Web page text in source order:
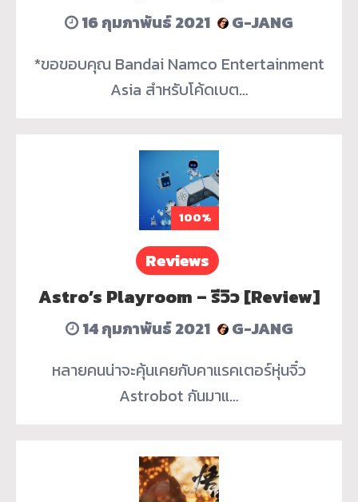
16 กุมภาพันธ์ 2021
G-JANG
*ขอขอบคุณ Bandai Namco Entertainment
Asia สำหรับโค้ดเบต…
100%
Reviews
Astro’s Playroom – รีวิว [Review]
14 กุมภาพันธ์ 2021
G-JANG
หลายคนน่าจะคุ้นเคยกับคาแรคเตอร์หุ่นจิ๋ว
Astrobot กันมาแ…